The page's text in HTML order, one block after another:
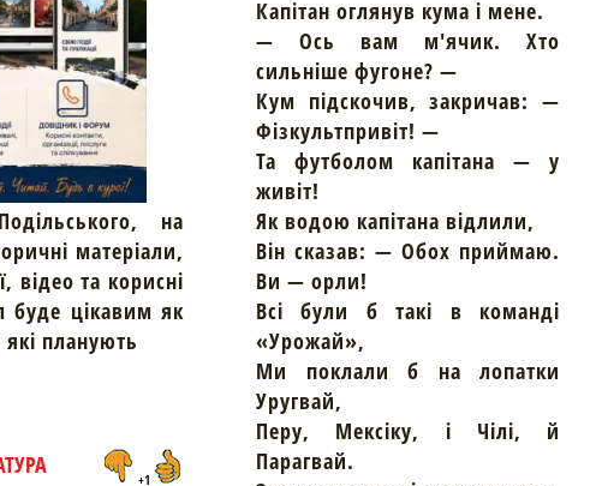
на
матеріали,
відео та корисні
буде цікавим як
планують
+1
Капітан оглянув кума і мене.
— Ось вам м'ячик. Хто
сильніше фугоне? —
Кум підскочив, закричав: —
Фізкультпривіт! —
Та футболом капітана — у
живіт!
Як водою капітана відлили,
Він сказав: — Обох приймаю.
Ви — орли!
Всі були б такі в команді
«Урожай»,
Ми поклали б на лопатки
Уругвай,
Перу, Мексіку, і Чілі, й
Парагвай.